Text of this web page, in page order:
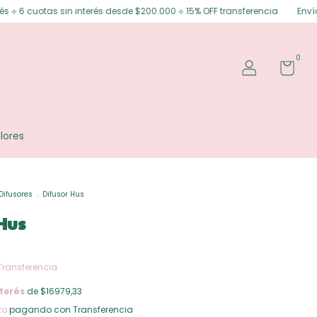
interés desde $200.000 ⟡ 15% OFF transferencia Envíos gratis en
0
Difusores . Difusor Hus
de $16979,33
pagando con Transferencia